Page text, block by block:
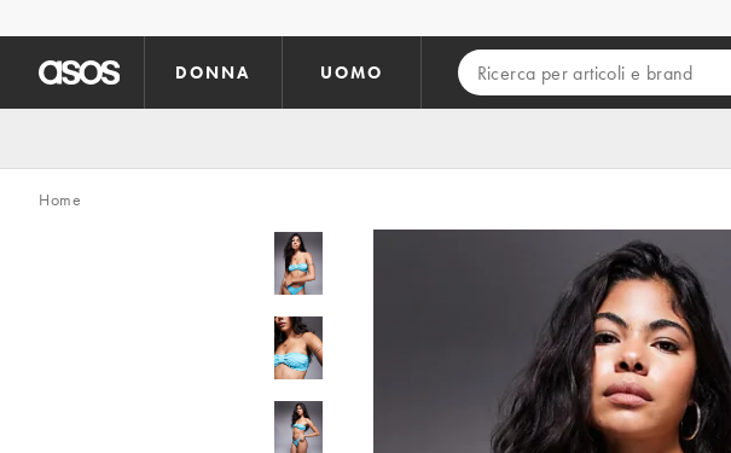
DONNA UOMO
Home